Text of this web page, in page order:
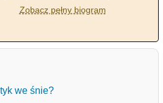
Zobacz pełny biogram
we śnie?